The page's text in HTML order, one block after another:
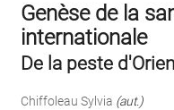
Genèse de la
internationale
De la peste
Chiffoleau Sylvia (aut.)